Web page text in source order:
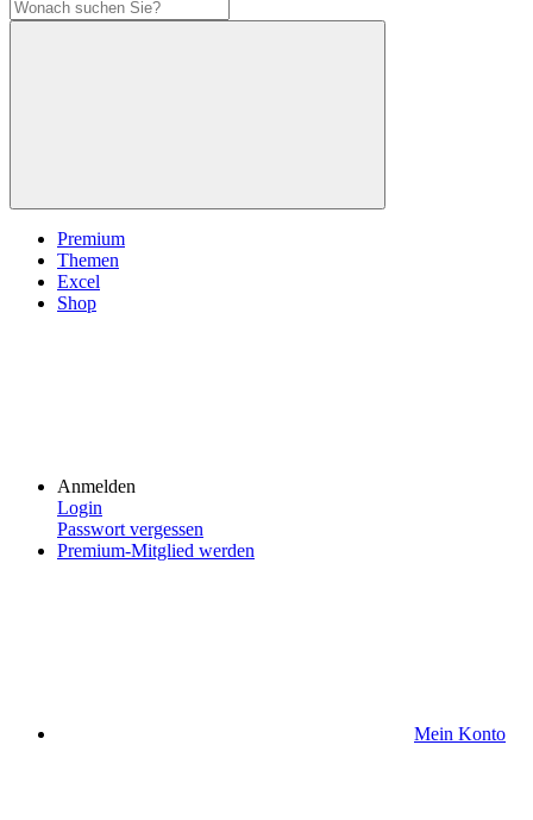
Premium
Themen
Excel
Shop
Anmelden
Login
Passwort vergessen
Premium-Mitglied werden
Mein Konto